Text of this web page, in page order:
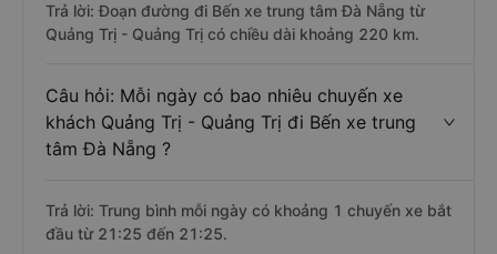
Trả lời: Đoạn đường đi Bến xe trung tâm Đà Nẵng từ
Quảng Trị - Quảng Trị có chiều dài khoảng 220 km.
Câu hỏi: Mỗi ngày có bao nhiêu chuyến xe
khách Quảng Trị - Quảng Trị đi Bến xe trung
tâm Đà Nẵng ?
Trả lời: Trung bình mỗi ngày có khoảng 1 chuyến xe bắt
đầu từ 21:25 đến 21:25.